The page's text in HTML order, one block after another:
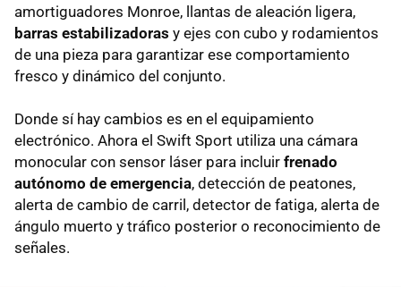
amortiguadores Monroe, llantas de aleación ligera,
barras estabilizadoras y ejes con cubo y rodamientos
de una pieza para garantizar ese comportamiento
fresco y dinámico del conjunto.
Donde sí hay cambios es en el equipamiento
electrónico. Ahora el Swift Sport utiliza una cámara
monocular con sensor láser para incluir frenado
autónomo de emergencia, detección de peatones,
alerta de cambio de carril, detector de fatiga, alerta de
ángulo muerto y tráfico posterior o reconocimiento de
señales.